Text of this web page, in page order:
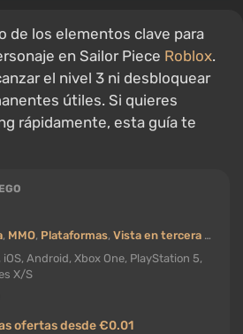
de los elementos clave para
en Sailor Piece Roblox.
el nivel 3 ni desbloquear
útiles. Si quieres
rápidamente, esta guía te
, MMO, Plataformas, Vista en tercera persona
iOS, Android, Xbox One, PlayStation 5,
X/S
ofertas desde €0.01